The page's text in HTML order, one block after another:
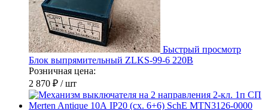
Быстрый просмотр
Блок выпрямительный ZLKS-99-6 220В
Розничная цена:
2 870 ₽ / шт